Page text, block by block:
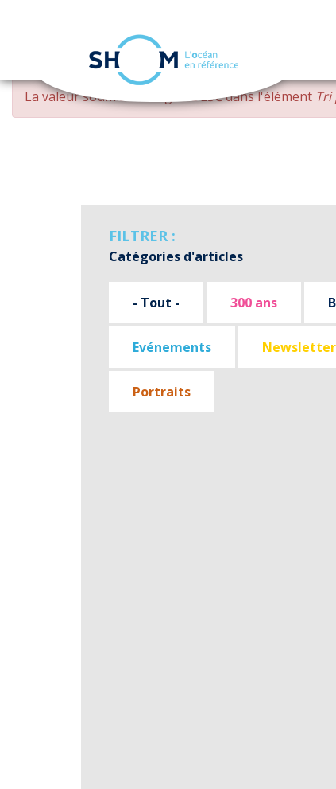
Aller
contenu
MESSAGE
D'ERREUR
La valeur soumise changed DESCdans l'élément Tri
FILTRER :
Catégories d'articles
- Tout - 300 ans
Evénements Newsletter
Portraits